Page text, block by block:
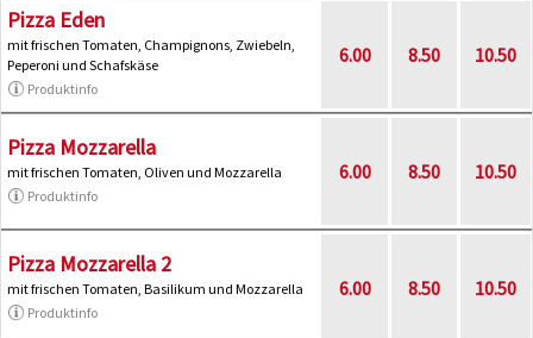
Pizza Eden
mit frischen Tomaten, Champignons, Zwiebeln,
Peperoni und Schafskäse
Produktinfo
6.00 8.50 10.50
Pizza Mozzarella
mit frischen Tomaten, Oliven und Mozzarella
Produktinfo
6.00 8.50 10.50
Pizza Mozzarella 2
mit frischen Tomaten, Basilikum und Mozzarella
Produktinfo
6.00 8.50 10.50